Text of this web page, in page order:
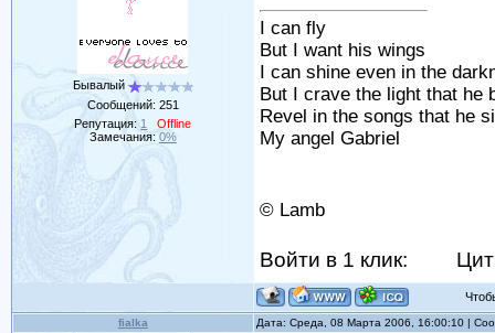
Бывалый
Сообщений: 251
Репутация: 1
Offline
Замечания: 0%
I can fly
But I want his wings
I can shine even in the
But I crave the light that he
Revel in the songs that he
My angel Gabriel
© Lamb
Войти в 1 клик:
fialka Дата: Среда, 08 Марта 2006, 16:00:10 |